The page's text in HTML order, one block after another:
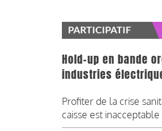
PARTICIPATIF
Hold-up en bande
industries
Profiter de la crise
caisse est inacceptable